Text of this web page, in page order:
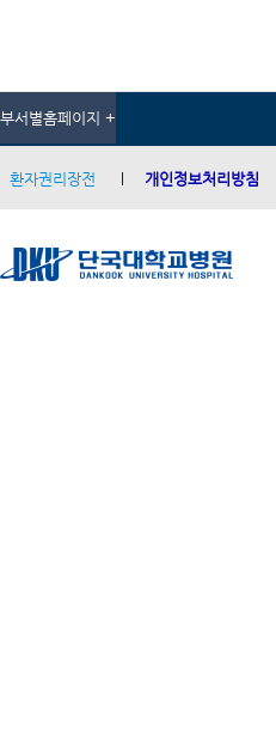
부서별홈페이지 +
환자권리장전 개인정보처리방침